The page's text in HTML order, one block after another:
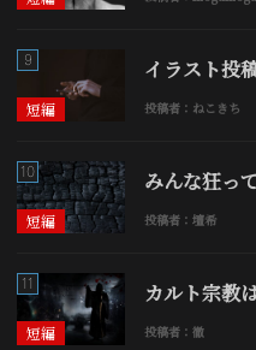
短編
9 イラスト投
投稿者：ねこきち
短編
10 みんな狂っ
投稿者：壇希
短編
11 カルト宗教
投稿者：徹